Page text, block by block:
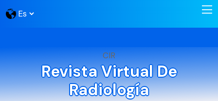
CIR
Revista Virtual De
Radiología